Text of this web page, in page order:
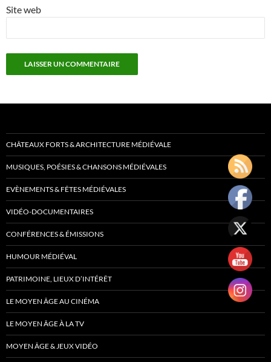
Site web
CHÂTEAUX FORTS & ARCHITECTURE MÉDIÉVALE
MUSIQUES, POÉSIES & CHANSONS MÉDIÉVALES
EVÈNEMENTS & FÊTES MÉDIÉVALES
VIDÉO-DOCUMENTAIRES
CONFÉRENCES & ÉMISSIONS
HUMOUR MÉDIÉVAL
PATRIMOINE, LIEUX D’INTÉRÊT
LE MOYEN ÂGE AU CINÉMA
LE MOYEN ÂGE À LA TV
MOYEN ÂGE & JEUX VIDÉO